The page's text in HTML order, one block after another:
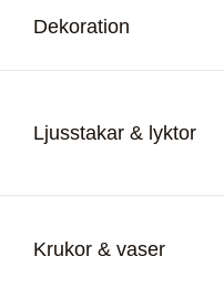
Dekoration
Ljusstakar & lyktor
Krukor & vaser